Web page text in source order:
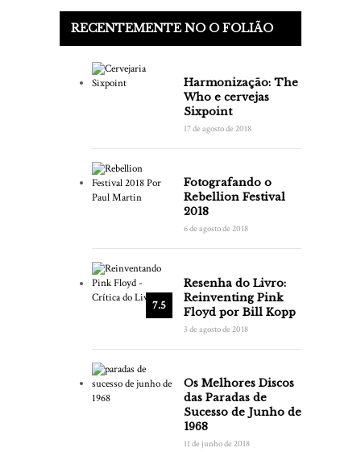
RECENTEMENTE NO O FOLIÃO
Harmonização: The
Who e cervejas
Sixpoint
17 de agosto de 2018
Fotografando o
Rebellion Festival
2018
6 de agosto de 2018
7.5
Resenha do Livro:
Reinventing Pink
Floyd por Bill Kopp
3 de agosto de 2018
Os Melhores Discos
das Paradas de
Sucesso de Junho de
1968
11 de junho de 2018